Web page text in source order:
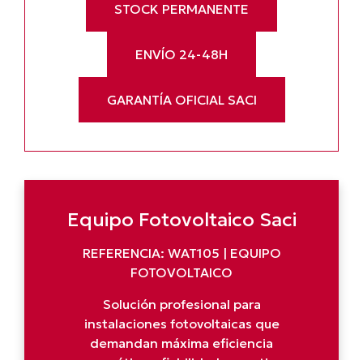
STOCK PERMANENTE
ENVÍO 24-48H
GARANTÍA OFICIAL SACI
Equipo Fotovoltaico Saci
REFERENCIA: WAT105 | EQUIPO
FOTOVOLTAICO
Solución profesional para
instalaciones fotovoltaicas que
demandan máxima eficiencia